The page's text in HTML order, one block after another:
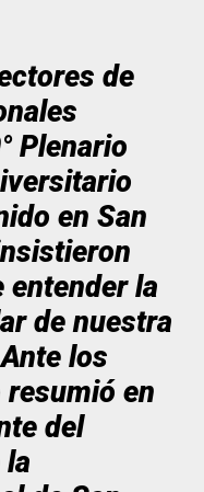
de
Plenario
en San
entender la
de nuestra
los
en
del
la